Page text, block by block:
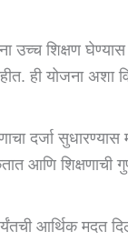
उच्च शिक्षण
योजना अशा
दर्जा
आणि शिक्षणाची
आर्थिक मदत